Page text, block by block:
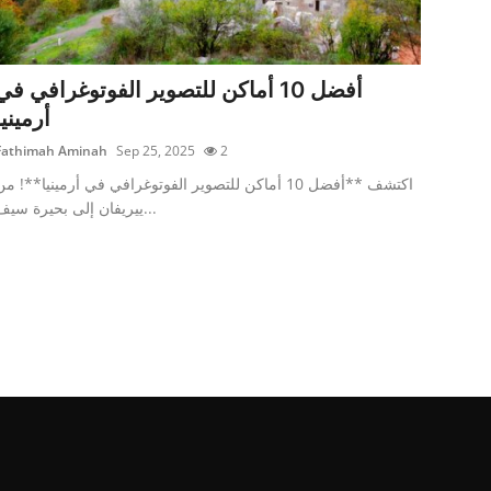
أفضل 10 أماكن للتصوير الفوتوغرافي
Aminah Sep 25, 2025 2
اكتشف **أفضل 10 أماكن للتصوير الفوتوغرافي في أرمينيا**!
ييريفان إلى بحيرة سيف...